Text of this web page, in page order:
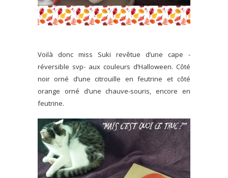
Voilà donc miss Suki revêtue d’une cape -
réversible svp- aux couleurs d’Halloween. Côté
noir orné d’une citrouille en feutrine et côté
orange orné d’une chauve-souris, encore en
feutrine.